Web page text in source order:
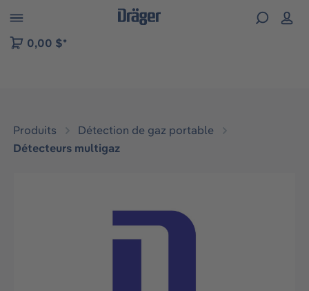
to B2B platform navigation
0,00 $*
Produits
Détection de gaz portable
Détecteurs multigaz
Ignorer la galerie d'images